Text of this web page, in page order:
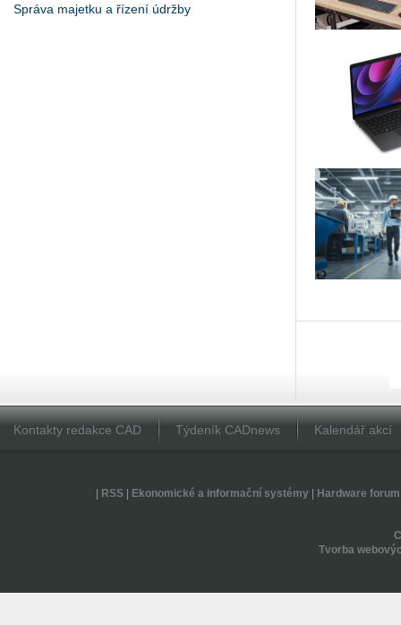
Správa majetku a řízení údržby
Kontakty redakce CAD Týdeník CADnews Kalendář akcí
RSS| Ekonomické a informační systémy| Hardware forum
Tvorba